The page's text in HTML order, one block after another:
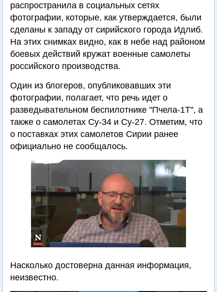
распространила в социальных сетях
фотографии, которые, как утверждается, были
сделаны к западу от сирийского города Идлиб.
На этих снимках видно, как в небе над районом
боевых действий кружат военные самолеты
российского производства.
Один из блогеров, опубликовавших эти
фотографии, полагает, что речь идет о
разведывательном беспилотнике "Пчела-1Т", а
также о самолетах Су-34 и Су-27. Отметим, что
о поставках этих самолетов Сирии ранее
официально не сообщалось.
Насколько достоверна данная информация,
неизвестно.